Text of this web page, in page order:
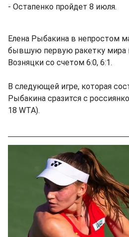
- Остапенко пройдет 8 июля.
Елена Рыбакина в непростом
бывшую первую ракетку мира
Возняцки со счетом 6:0, 6:1.
В следующей игре, которая
Рыбакина сразится с
18 WTA).